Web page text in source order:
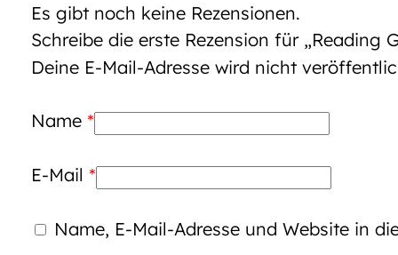
Es gibt noch keine Rezensionen.
Schreibe die erste Rezension für „Reading
Deine E-Mail-Adresse wird nicht
Name *
E-Mail *
Name, E-Mail-Adresse und Website in